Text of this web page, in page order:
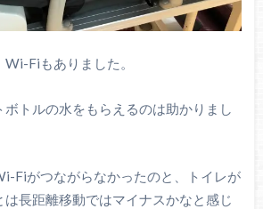
Fiもありました。
ボトルの水をもらえるのは助かりまし
Fiがつながらなかったのと、トイレが
長距離移動ではマイナスかなと感じ